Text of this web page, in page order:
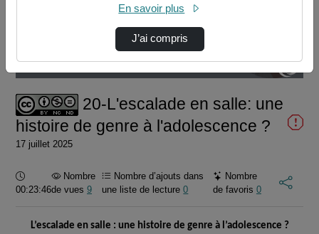
9.79%
dans
écran
20-L'escalade en salle: une
histoire de genre à l'adolescence ?
17 juillet 2025
Durée :
00:23:46
Nombre
de vues 9
Nombre d’ajouts dans
une liste de lecture0
Nombre
de favoris 0
L’escalade en salle : une histoire de genre à l’adolescence ?
En savoir plus
J’ai compris